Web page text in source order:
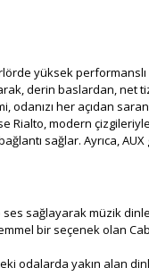
yüksek
derin baslardan,
odanızı her açıdan
Rialto, modern
sağlar. Ayrıca,
sağlayarak müzik
bir seçenek olan
odalarda yakın alan